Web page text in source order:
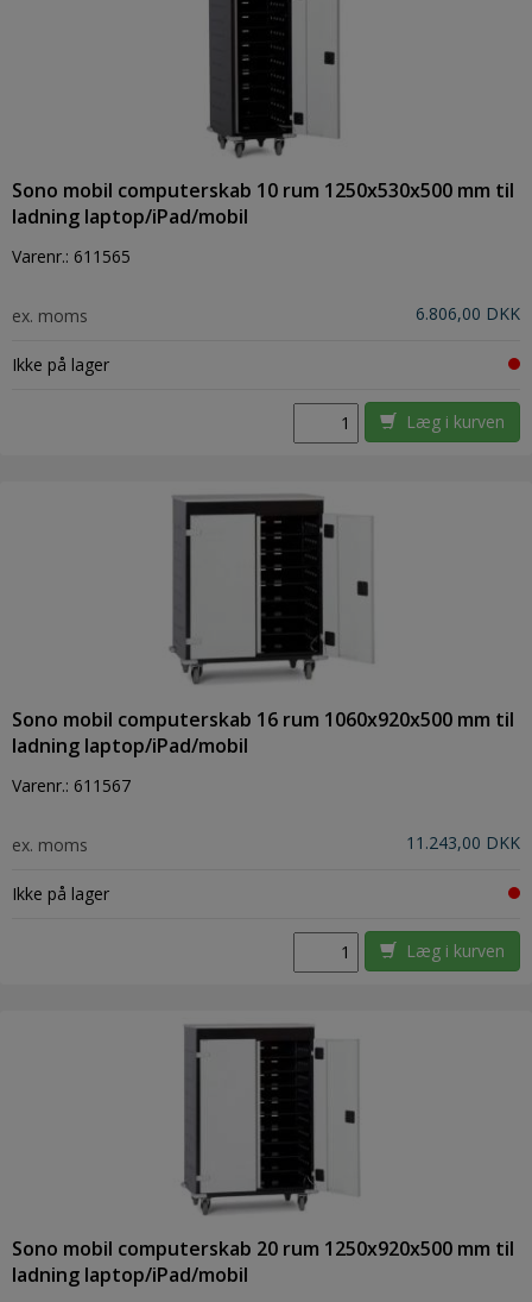
Sono mobil computerskab 10 rum 1250x530x500 mm til
ladning laptop/iPad/mobil
Varenr.: 611565
ex. moms 6.806,00 DKK
Ikke på lager
Læg i kurven
Sono mobil computerskab 16 rum 1060x920x500 mm til
ladning laptop/iPad/mobil
Varenr.: 611567
ex. moms 11.243,00 DKK
Ikke på lager
Læg i kurven
Sono mobil computerskab 20 rum 1250x920x500 mm til
ladning laptop/iPad/mobil